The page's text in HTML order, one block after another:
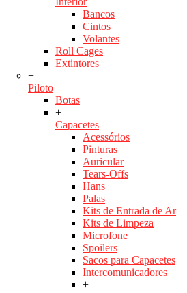
Bancos
Cintos
Volantes
Roll Cages
Extintores
+
Piloto
Botas
+
Capacetes
Acessórios
Pinturas
Auricular
Tears-Offs
Hans
Palas
Kits de Entrada de Ar
Kits de Limpeza
Microfone
Spoilers
Sacos para Capacetes
Intercomunicadores
+